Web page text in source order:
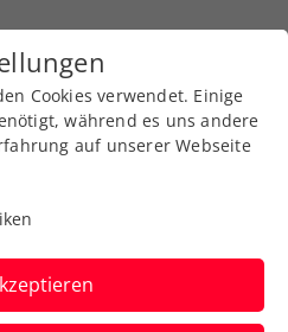
und
Cookies verwendet. Einige
während es uns andere
auf unserer Webseite